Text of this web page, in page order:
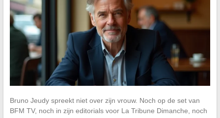
Bruno Jeudy spreekt niet over zijn vrouw. Noch op de set van
BFM TV, noch in zijn editorials voor La Tribune Dimanche, noch